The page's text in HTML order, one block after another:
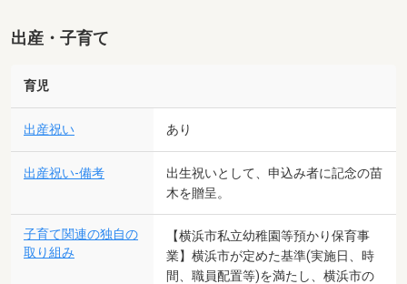
出産・子育て
育児
出産祝い あり
出産祝い-備考
出生祝いとして、申込み者に記念の苗
木を贈呈。
子育て関連の独自の
取り組み
【横浜市私立幼稚園等預かり保育事
業】横浜市が定めた基準(実施日、時
間、職員配置等)を満たし、横浜市の